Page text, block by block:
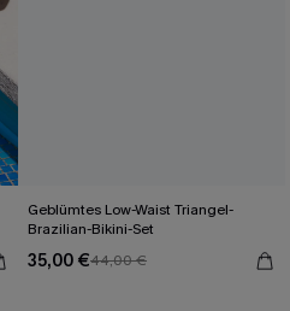
Geblümtes Low-Waist Triangel-
Brazilian-Bikini-Set
35,00 €44,00 €